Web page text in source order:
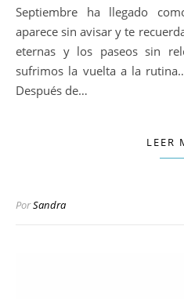
Septiembre ha llegado como ese primo pesado que
aparece sin avisar y te
eternas y los paseos sin
sufrimos la vuelta a la
Después de…
LEER
PorSandra